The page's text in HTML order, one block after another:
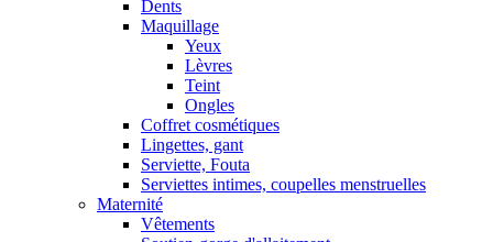
Dents
Maquillage
Yeux
Lèvres
Teint
Ongles
Coffret cosmétiques
Lingettes, gant
Serviette, Fouta
Serviettes intimes, coupelles menstruelles
Maternité
Vêtements